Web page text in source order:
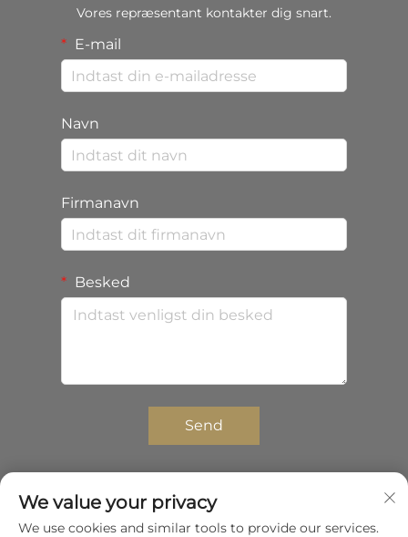
Vores repræsentant kontakter dig snart.
E-mail
Navn
Firmanavn
Besked
Send
Copyright © 2025 Shenzhen Zhongda Composites
We value your privacy
We use cookies and similar tools to provide our services.